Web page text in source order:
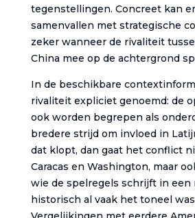
tegenstellingen. Concreet kan
samenvallen met strategische
zeker wanneer de rivaliteit
China mee op de achtergrond
In de beschikbare
rivaliteit expliciet genoemd: de
ook worden begrepen als
bredere strijd om invloed in
dat klopt, dan gaat het conflict
Caracas en Washington, maar
wie de spelregels schrijft in een
historisch al vaak het toneel